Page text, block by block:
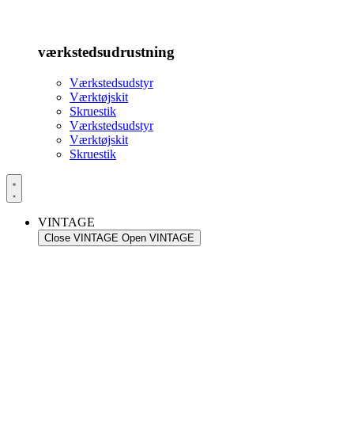
værkstedsudrustning
Værkstedsudstyr
Værktøjskit
Skruestik
Værkstedsudstyr
Værktøjskit
Skruestik
VINTAGE
Close VINTAGE Open VINTAGE